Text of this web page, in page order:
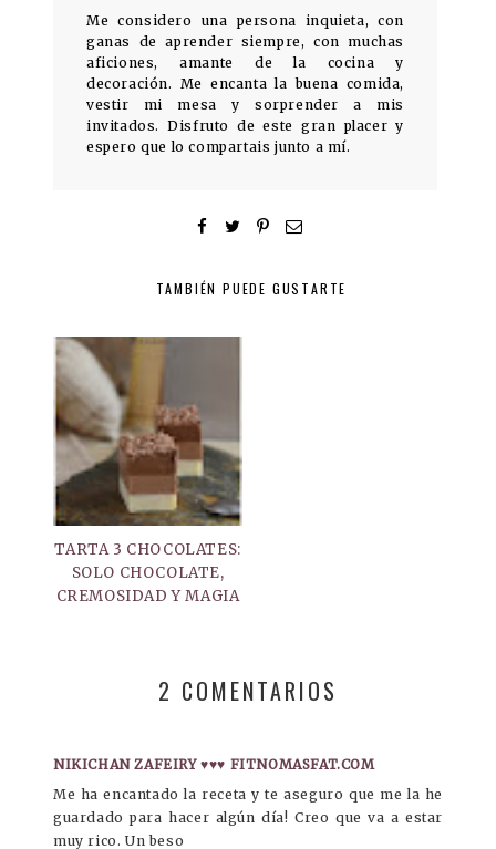
Me considero una persona inquieta, con
ganas de aprender siempre, con muchas
aficiones, amante de la cocina y
decoración. Me encanta la buena comida,
vestir mi mesa y sorprender a mis
invitados. Disfruto de este gran placer y
espero que lo compartais junto a mí.
TAMBIÉN PUEDE GUSTARTE
TARTA 3 CHOCOLATES:
SOLO CHOCOLATE,
CREMOSIDAD Y MAGIA
2 COMENTARIOS
NIKICHAN ZAFEIRY ♥♥♥ FITNOMASFAT.COM
Me ha encantado la receta y te aseguro que me la he
guardado para hacer algún día! Creo que va a estar
muy rico. Un beso